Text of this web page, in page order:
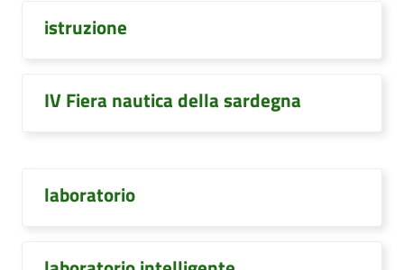
istruzione
IV Fiera nautica della sardegna
laboratorio